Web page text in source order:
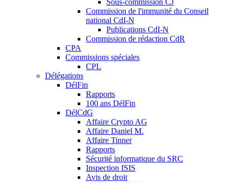
Sous-commission CJ
Commission de l'immunité du Conseil
national CdI-N
Publications CdI-N
Commission de rédaction CdR
CPA
Commissions spéciales
CPL
Délégations
DélFin
Rapports
100 ans DélFin
DélCdG
Affaire Crypto AG
Affaire Daniel M.
Affaire Tinner
Rapports
Sécurité informatique du SRC
Inspection ISIS
Avis de droit